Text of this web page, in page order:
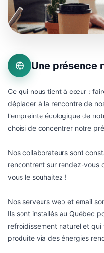
Une présence
Ce qui nous tient à cœur :
déplacer à la rencontre de
l'empreinte écologique de
choisi de concentrer notre
Nos collaborateurs sont
rencontrent sur rendez-vous
vous le souhaitez !
Nos serveurs web et email
Ils sont installés au Québec
refroidissement naturel et
produite via des énergies